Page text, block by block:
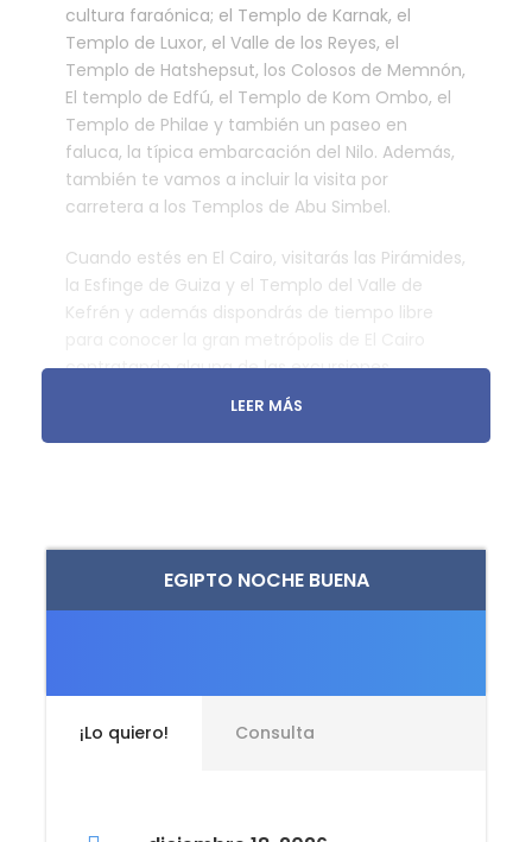
EGIPTO NOCHE BUENA
¡Lo quiero! Consulta
cultura faraónica; el Templo de Karnak, el
Templo de Luxor, el Valle de los Reyes, el
Templo de Hatshepsut, los Colosos de Memnón,
El templo de Edfú, el Templo de Kom Ombo, el
Templo de Philae y también un paseo en
faluca, la típica embarcación del Nilo. Además,
también te vamos a incluir la visita por
carretera a los Templos de Abu Simbel.
Cuando estés en El Cairo, visitarás las Pirámides,
la Esfinge de Guiza y el Templo del Valle de
Kefrén y además dispondrás de tiempo libre
contratando alguna de las excursiones
opcionales que te sumergirán aún más en la
receptivo que te dará soporte desde el
momento que tus pies toquen la tierra de los
faraones.
LEER MÁS